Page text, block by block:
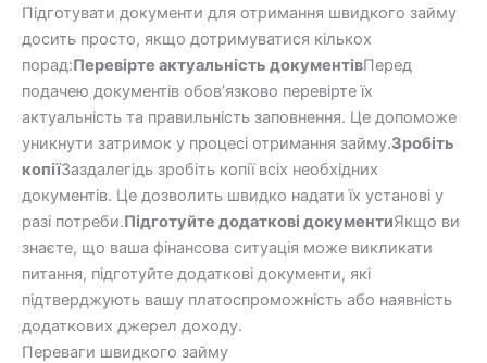
Підготувати документи для отримання швидкого займу
досить просто, якщо дотримуватися кількох
порад:Перевірте актуальність документівПеред
подачею документів обов’язково перевірте їх
актуальність та правильність заповнення. Це допоможе
уникнути затримок у процесі отримання займу.Зробіть
копіїЗаздалегідь зробіть копії всіх необхідних
документів. Це дозволить швидко надати їх установі у
разі потреби.Підготуйте додаткові документиЯкщо ви
знаєте, що ваша фінансова ситуація може викликати
питання, підготуйте додаткові документи, які
підтверджують вашу платоспроможність або наявність
додаткових джерел доходу.
Переваги швидкого займу